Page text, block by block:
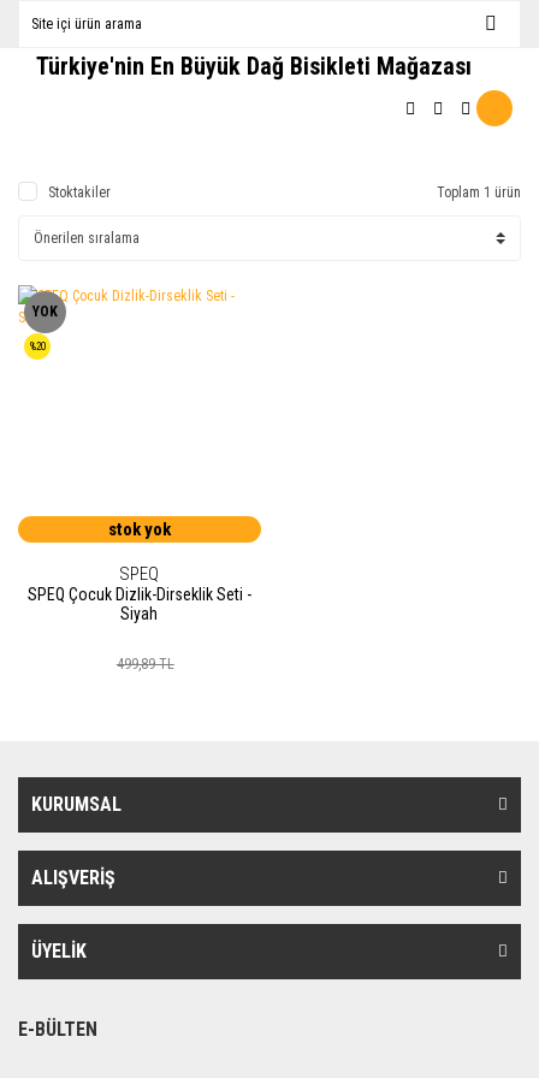
Türkiye'nin En Büyük Dağ Bisikleti Mağazası
Stoktakiler Toplam 1 ürün
YOK
%20
stok yok
SPEQ
SPEQ Çocuk Dizlik-Dirseklik Seti -
Siyah
499,89 TL
KURUMSAL
ALIŞVERİŞ
ÜYELİK
E-BÜLTEN